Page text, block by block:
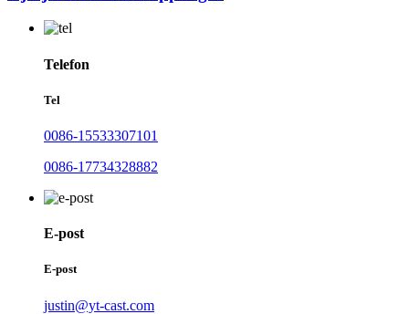
Telefon
Tel
0086-15533307101
0086-17734328882
E-post
E-post
justin@yt-cast.com